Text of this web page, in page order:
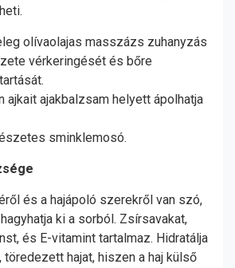
olívaolajas masszázs zuhanyzás
vérkeringését és bőre
ajkait ajakbalzsam helyett ápolhatja
sminklemosó.
és a hajápoló szerekről van szó,
ki a sorból. Zsírsavakat,
és E-vitamint tartalmaz. Hidratálja
töredezett hajat, hiszen a haj külső